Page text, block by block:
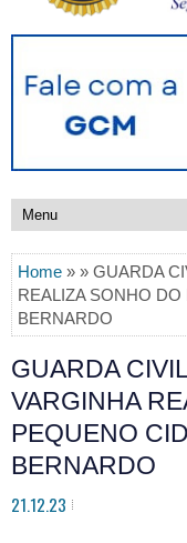
Home » » GUARDA
REALIZA SONHO
BERNARDO
GUARDA
VARGINHA
PEQUENO
BERNARDO
21.12.23